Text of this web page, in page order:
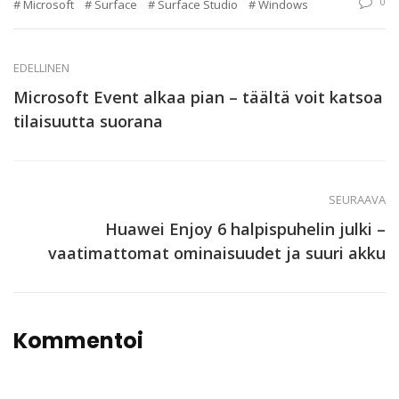
Microsoft Surface Surface Studio Windows
EDELLINEN
Microsoft Event alkaa pian – täältä voit katsoa
tilaisuutta suorana
SEURAAVA
Huawei Enjoy 6 halpispuhelin julki –
vaatimattomat ominaisuudet ja suuri akku
Kommentoi